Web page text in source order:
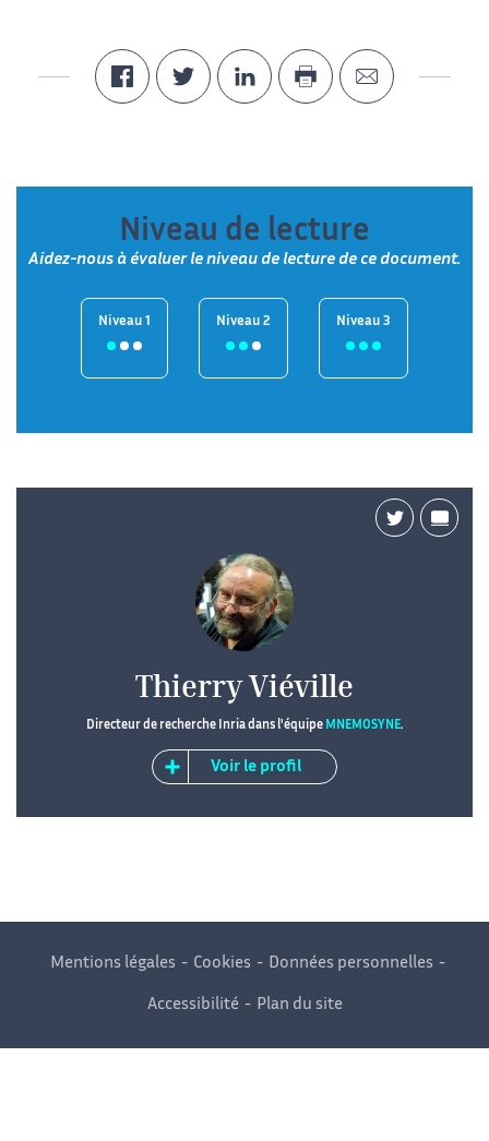
Niveau de lecture
Aidez-nous à évaluer le niveau de lecture de ce document.
Niveau 1 Niveau 2 Niveau 3
Thierry Viéville
Directeur de recherche Inria dans l'équipe MNEMOSYNE.
Voir le profil
Mentions légales Cookies Données personnelles
Accessibilité Plan du site